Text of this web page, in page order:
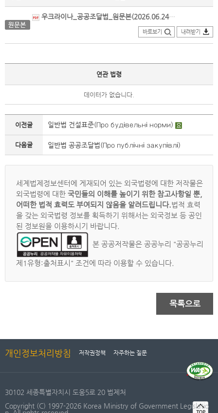
우크라이나_공공조달법_원문본(2026.06.24.개정).pdf
바로보기 내려받기
연관 법령
데이터가 없습니다.
이전글 일반법 건설표준(Про будівельні норми)
다음글 일반법 공공조달법(Про публічні закупівлі)
세계법제정보센터에 게재되어 있는 외국법령에 대한 저작물은
외국법령에 대한 국민들의 이해를 높이기 위한 참고사항일 뿐,
어떠한 법적 효력도 부여되지 않음을 알려드립니다.법적 효력
을 갖는 외국법령 정보를 획득하기 위해서는 외국정보 등 공인
된 정보원을 이용하시기 바랍니다.
본 공공저작물은 공공누리 "공공누리
제1유형:출처표시" 조건에 따라 이용할 수 있습니다.
목록으로
개인정보처리방침 저작권정책 자주하는 질문
30102 세종특별자치시 도움5로 20 법제처
Copyright (C) 1997-2026 Korea Ministry of Government Legislatio